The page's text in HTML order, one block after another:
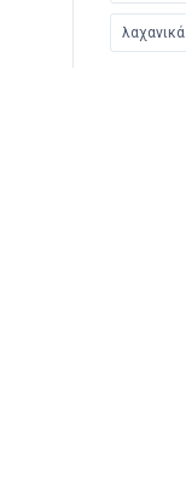
λαχανικά